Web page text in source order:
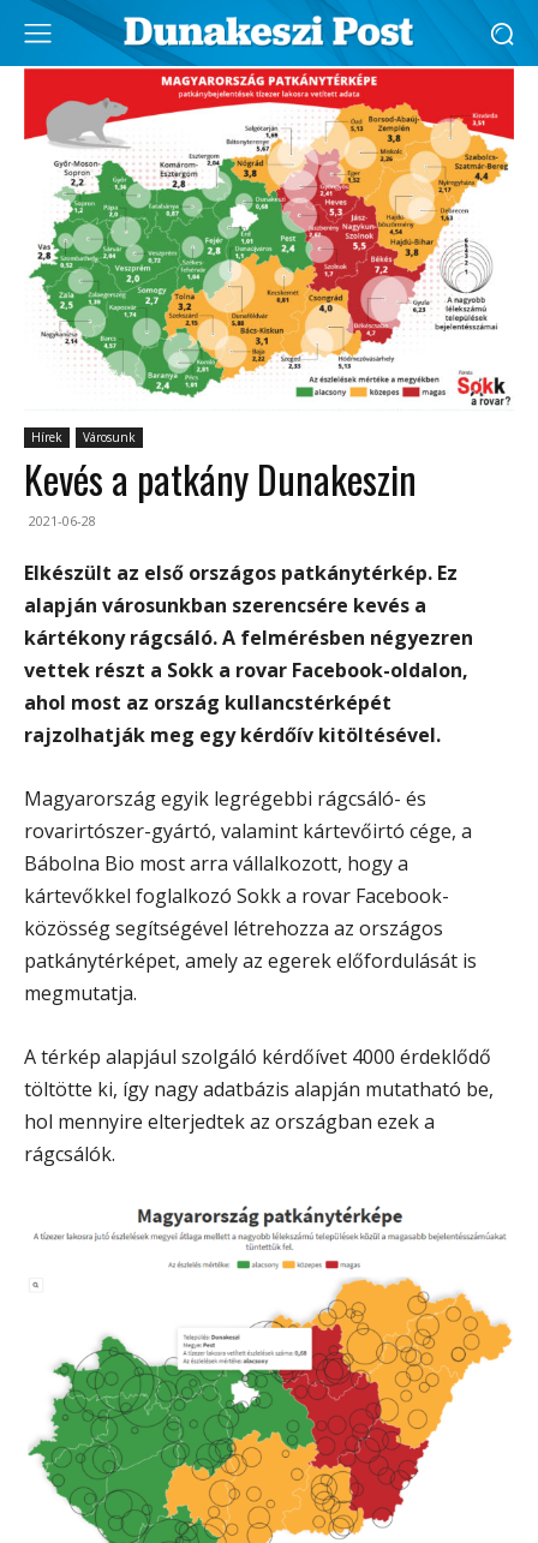
Hírek Városunk
Kevés a patkány Dunakeszin
2021-06-28
Elkészült az első országos patkánytérkép. Ez
alapján városunkban szerencsére kevés a
kártékony rágcsáló. A felmérésben négyezren
vettek részt a Sokk a rovar Facebook-oldalon,
ahol most az ország kullancstérképét
rajzolhatják meg egy kérdőív kitöltésével.
Magyarország egyik legrégebbi rágcsáló- és
rovarirtószer-gyártó, valamint kártevőirtó cége, a
Bábolna Bio most arra vállalkozott, hogy a
kártevőkkel foglalkozó Sokk a rovar Facebook-
közösség segítségével létrehozza az országos
patkánytérképet, amely az egerek előfordulását is
megmutatja.
A térkép alapjául szolgáló kérdőívet 4000 érdeklődő
töltötte ki, így nagy adatbázis alapján mutatható be,
hol mennyire elterjedtek az országban ezek a
rágcsálók.